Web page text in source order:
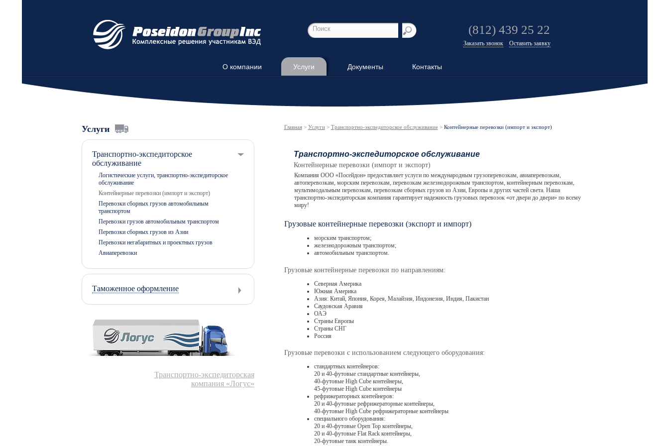
(812) 439 25 22
Заказать звонок Оставить заявку
О компании Услуги Документы Контакты
Услуги
Транспортно-экспедиторское
обслуживание
Логистические услуги, транспортно-экспедиторское
обслуживание
Контейнерные перевозки (импорт и экспорт)
Перевозки сборных грузов автомобильным
транспортом
Перевозки грузов автомобильным транспортом
Перевозки сборных грузов из Азии
Перевозки негабаритных и проектных грузов
Авиаперевозки
Таможенное оформление
Транспортно-экспедиторская
компания «Логус»
Главная> Услуги> Транспортно-экспедиторское обслуживание> Контейнерные перевозки (импорт и экспорт)
Транспортно-экспедиторское обслуживание
Контейнерные перевозки (импорт и экспорт)
Компания OOO «Посейдон» предоставляет услуги по международным грузоперевозкам, авиаперевозкам,
автоперевозкам, морским перевозкам, перевозкам железнодорожным транспортом, контейнерным перевозкам,
мультимодальным перевозкам, перевозкам сборных грузов из Азии, Европы и других частей света. Наша
транспортно-экспедиторская компания гарантирует надежность грузовых перевозок «от двери до двери» по всему
миру!
Грузовые контейнерные перевозки (экспорт и импорт)
морским транспортом;
железнодорожным транспортом;
автомобильным транспортом.
Грузовые контейнерные перевозки по направлениям:
Северная Америка
Южная Америка
Азия: Китай, Япония, Корея, Малайзия, Индонезия, Индия, Пакистан
Саудовская Аравия
ОАЭ
Страны Европы
Страны СНГ
Россия
Грузовые перевозки с использованием следующего оборудования:
стандартных контейнеров:
20 и 40-футовые стандартные контейнеры,
40-футовые High Cube контейнеры,
45-футовые High Cube контейнеры
рефрижераторных контейнеров:
20 и 40-футовые рефрижераторные контейнеры,
40-футовые High Cube рефрижераторные контейнеры
специального оборудования:
20 и 40-футовые Open Top контейнеры,
20 и 40-футовые Flat Rack контейнеры,
20-футовые танк контейнеры.